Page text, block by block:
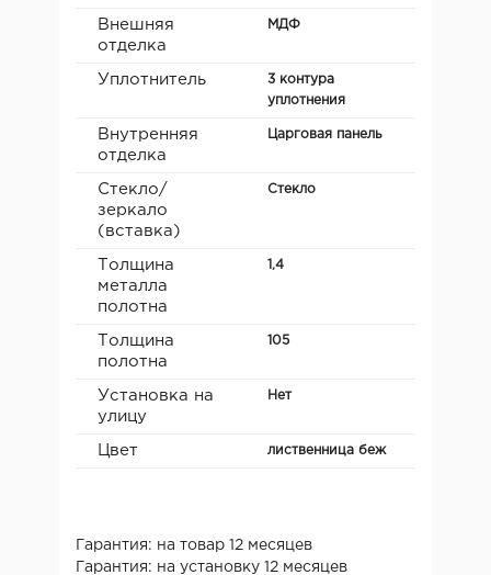
Внешняя
отделка
МДФ
Уплотнитель
3 контура
уплотнения
Внутренняя
отделка
Царговая панель
Стекло/
зеркало
(вставка)
Стекло
Толщина
металла
полотна
1,4
Толщина
полотна
105
Установка на
улицу
Нет
Цвет лиственница беж
Гарантия: на товар 12 месяцев
Гарантия: на установку 12 месяцев